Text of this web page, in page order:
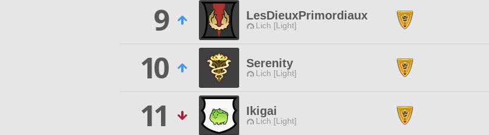
9
LesDieuxPrimordiaux
Lich [Light]
10
Serenity
Lich [Light]
11
Ikigai
Lich [Light]